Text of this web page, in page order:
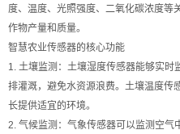
度、温度、光照强度、二氧化碳浓度等
作物产量和质量。
智慧农业传感器的核心功能
1. 土壤监测：土壤湿度传感器能够实
排灌溉，避免水资源浪费。土壤温度传
长提供适宜的环境。
2. 气候监测：气象传感器可以监测空气